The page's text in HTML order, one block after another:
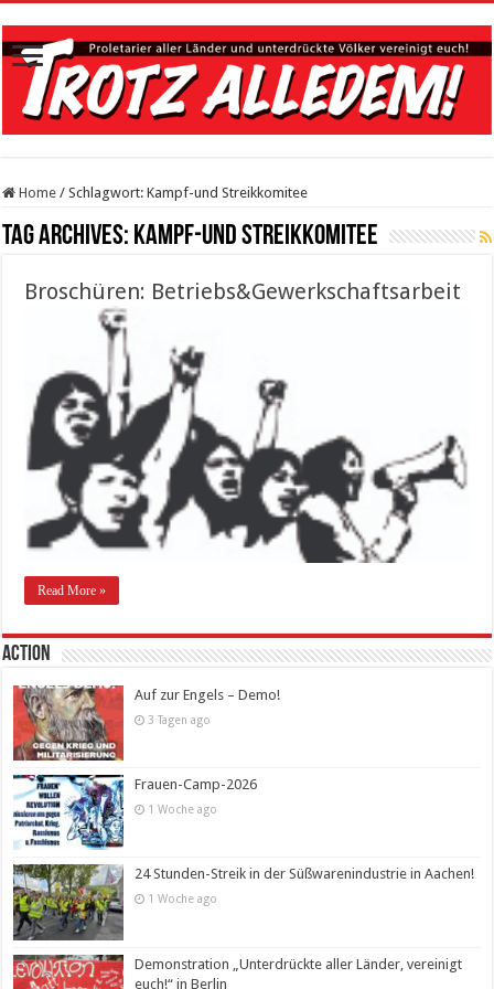
Home / Schlagwort:Kampf-und Streikkomitee
Tag Archives: Kampf-und Streikkomitee
Broschüren: Betriebs&Gewerkschaftsarbeit
Read More »
Action
Auf zur Engels – Demo!
3 Tagen ago
Frauen-Camp-2026
1 Woche ago
24 Stunden-Streik in der Süßwarenindustrie in Aachen!
1 Woche ago
Demonstration „Unterdrückte aller Länder, vereinigt
euch!“ in Berlin